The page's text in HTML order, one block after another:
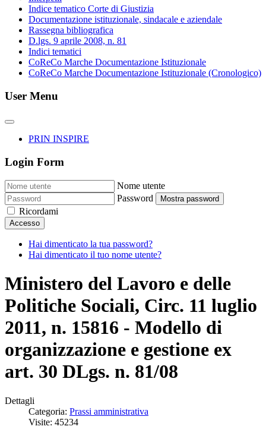
Indice tematico Corte di Giustizia
Documentazione istituzionale, sindacale e aziendale
Rassegna bibliografica
D.lgs. 9 aprile 2008, n. 81
Indici tematici
CoReCo Marche Documentazione Istituzionale
CoReCo Marche Documentazione Istituzionale (Cronologico)
User Menu
PRIN INSPIRE
Login Form
Nome utente
Password
Mostra password
Ricordami
Accesso
Hai dimenticato la tua password?
Hai dimenticato il tuo nome utente?
Ministero del Lavoro e delle
Politiche Sociali, Circ. 11 luglio
2011, n. 15816 - Modello di
organizzazione e gestione ex
art. 30 DLgs. n. 81/08
Dettagli
Categoria: Prassi amministrativa
Visite: 45234